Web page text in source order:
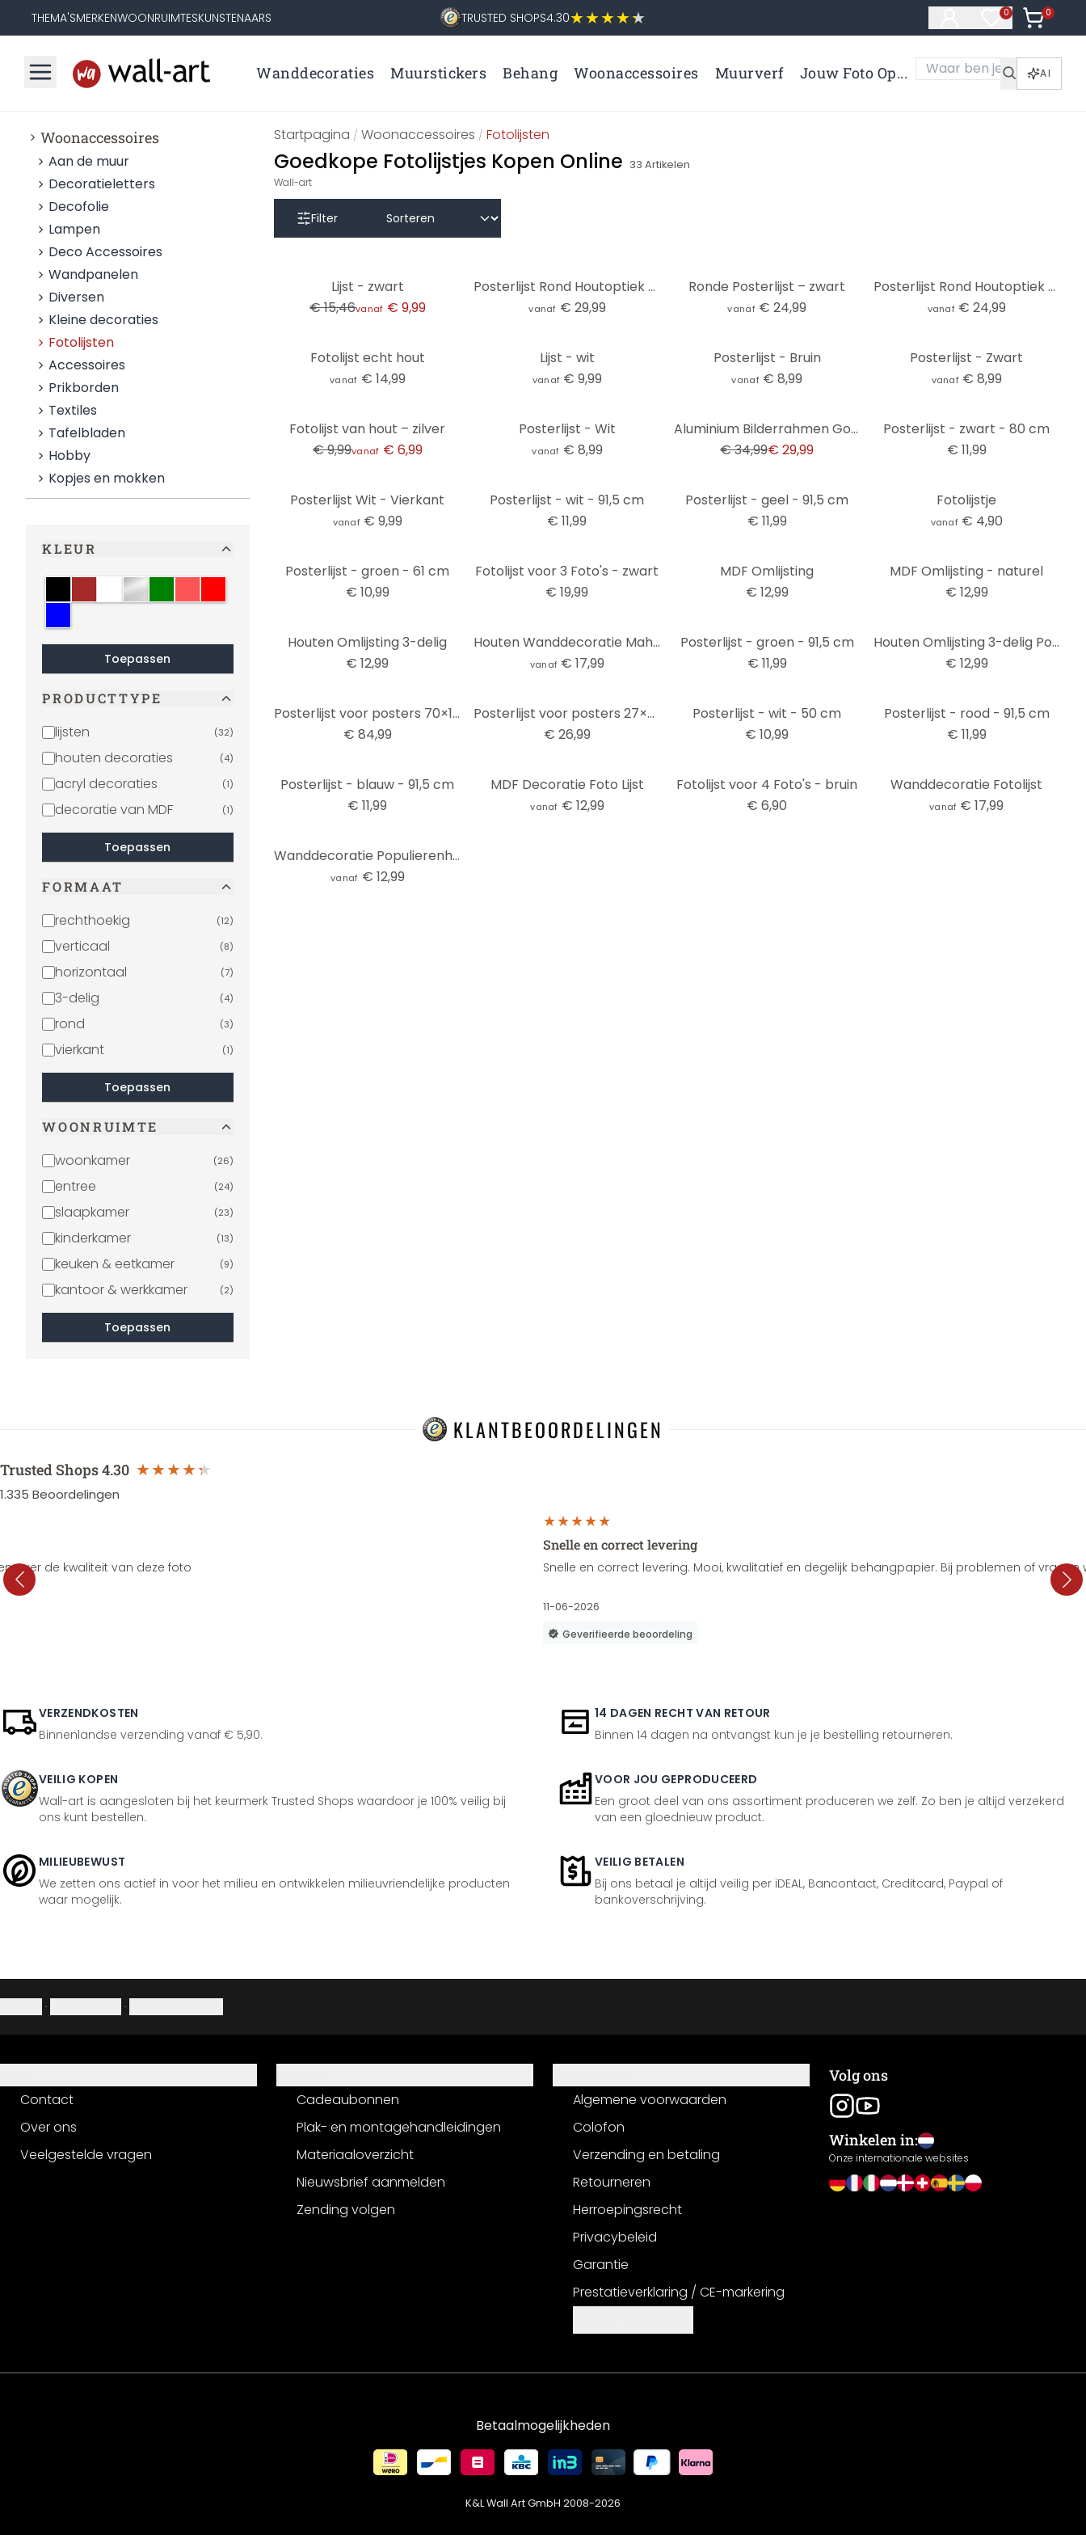
THEMA'SMERKENWOONRUIMTESKUNSTENAARS TRUSTED SHOPS4.30 0
Artikelen in
0
Artikelen
Wanddecoraties Muurstickers Behang Woonaccessoires Muurverf Jouw Foto Op... AI
Woonaccessoires
Aan de muur
Decoratieletters
Decofolie
Lampen
Deco Accessoires
Wandpanelen
Diversen
Kleine decoraties
Fotolijsten
Accessoires
Prikborden
Textiles
Tafelbladen
Hobby
Kopjes en mokken
KLEUR
zilver
Toepassen
PRODUCTTYPE
lijsten (32)
houten decoraties (4)
acryl decoraties (1)
decoratie van MDF (1)
Toepassen
FORMAAT
rechthoekig (12)
verticaal (8)
horizontaal (7)
3-delig (4)
rond (3)
vierkant (1)
Toepassen
WOONRUIMTE
woonkamer (26)
entree (24)
slaapkamer (23)
kinderkamer (13)
keuken & eetkamer (9)
kantoor & werkkamer (2)
Toepassen
Startpagina /Woonaccessoires / Fotolijsten
Goedkope Fotolijstjes Kopen Online
Wall-art
33 Artikelen
Filter
Lijst - zwart
€ 15,46vanaf € 9,99
Posterlijst Rond Houtoptiek Natuur
vanaf € 29,99
Ronde Posterlijst – zwart
vanaf € 24,99
Posterlijst Rond Houtoptiek Wit
vanaf € 24,99
Fotolijst echt hout
vanaf € 14,99
Lijst - wit
vanaf € 9,99
Posterlijst - Bruin
vanaf € 8,99
Posterlijst - Zwart
vanaf € 8,99
Fotolijst van hout – zilver
€ 9,99vanaf € 6,99
Posterlijst - Wit
vanaf € 8,99
Aluminium Bilderrahmen Gold mit Passepartout - für 3 Fotos - 25,4 x 48,3 cm
€ 34,99€ 29,99
Posterlijst - zwart - 80 cm
€ 11,99
Posterlijst Wit - Vierkant
vanaf € 9,99
Posterlijst - wit - 91,5 cm
€ 11,99
Posterlijst - geel - 91,5 cm
€ 11,99
Fotolijstje
vanaf € 4,90
Posterlijst - groen - 61 cm
€ 10,99
Fotolijst voor 3 Foto's - zwart
€ 19,99
MDF Omlijsting
€ 12,99
MDF Omlijsting - naturel
€ 12,99
Houten Omlijsting 3-delig
€ 12,99
Houten Wanddecoratie Mahoniefineer Foto Lijst
vanaf € 17,99
Posterlijst - groen - 91,5 cm
€ 11,99
Houten Omlijsting 3-delig Populierenhout
€ 12,99
Posterlijst voor posters 70×105 cm - Hout - Wit
€ 84,99
Posterlijst voor posters 27×40 cm - Hout - Zilver
€ 26,99
Posterlijst - wit - 50 cm
€ 10,99
Posterlijst - rood - 91,5 cm
€ 11,99
Posterlijst - blauw - 91,5 cm
€ 11,99
MDF Decoratie Foto Lijst
vanaf € 12,99
Fotolijst voor 4 Foto's - bruin
€ 6,90
Wanddecoratie Fotolijst
vanaf € 17,99
Wanddecoratie Populierenhout Foto Lijst
vanaf € 12,99
KLANTBEOORDELINGEN
Trusted Shops4.30
1.335 Beoordelingen
over de kwaliteit van deze foto
Snelle en correct levering
Snelle en correct levering. Mooi, kwalitatief en degelijk behangpapier. Bij problemen of
11-06-2026
Geverifieerde beoordeling
VERZENDKOSTEN
Binnenlandse verzending vanaf € 5,90.
14 DAGEN RECHT VAN RETOUR
Binnen 14 dagen na ontvangst kun je je bestelling retourneren.
VEILIG KOPEN
Wall-art is aangesloten bij het keurmerk Trusted Shops waardoor je 100% veilig bij
ons kunt bestellen.
VOOR JOU GEPRODUCEERD
Een groot deel van ons assortiment produceren we zelf. Zo ben je altijd verzekerd
van een gloednieuw product.
MILIEUBEWUST
We zetten ons actief in voor het milieu en ontwikkelen milieuvriendelijke producten
waar mogelijk.
VEILIG BETALEN
Bij ons betaal je altijd veilig per iDEAL, Bancontact, Creditcard, Paypal of
bankoverschrijving.
· ·
Contact
Over ons
Veelgestelde vragen
Cadeaubonnen
Plak- en montagehandleidingen
Materiaaloverzicht
Nieuwsbrief aanmelden
Zending volgen
Algemene voorwaarden
Colofon
Verzending en betaling
Retourneren
Herroepingsrecht
Privacybeleid
Garantie
Prestatieverklaring / CE-markering
Volg ons
Winkelen in:
Onze internationale websites
Betaalmogelijkheden
K&L Wall Art GmbH 2008-2026